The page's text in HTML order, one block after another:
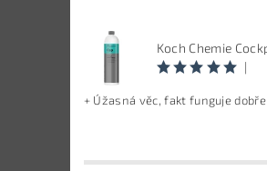
|
+ Úžasná věc, fakt funguje dobře